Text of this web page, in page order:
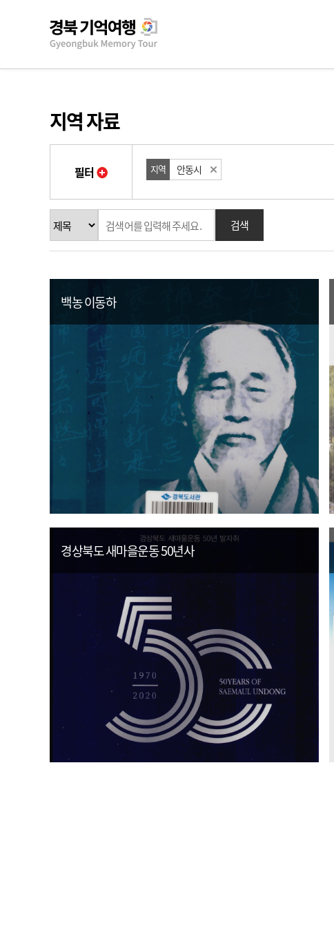
지역 자료
필터 지역 안동시
검색
백농 이동하
경상북도 새마을운동 50년사